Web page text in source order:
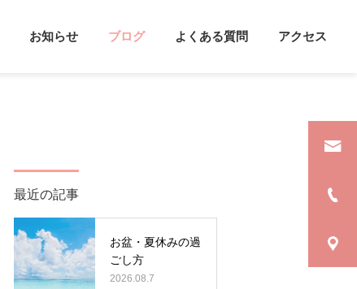
お知らせ ブログ よくある質問 アクセス
セルフケアをしよう 雨がふると記憶力UP！？
最近の記事
お盆・夏休みの過
ごし方
2026.08.7